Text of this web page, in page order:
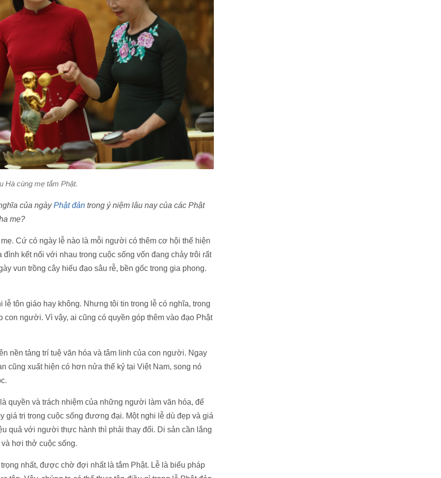
Hà cùng mẹ tắm Phật.
của ngàyPhật đản trong ý niệm lâu nay của các Phật
mẹ?
Cứ có ngày lễ nào là mỗi người có thêm cơ hội thể hiện
kết nối với nhau trong cuộc sống vốn đang chảy trôi rất
vun trồng cây hiếu đạo sâu rễ, bền gốc trong gia phong.
tôn giáo hay không. Nhưng tôi tin trong lễ có nghĩa, trong
con người. Vì vậy, ai cũng có quyền góp thêm vào đạo Phật
nền tảng trí tuệ văn hóa và tâm linh của con người. Ngay
cũng xuất hiện có hơn nửa thế kỷ tại Việt Nam, song nó
quyền và trách nhiệm của những người làm văn hóa, để
giá trị trong cuộc sống đương đại. Một nghi lễ dù đẹp và giá
quả với người thực hành thì phải thay đổi. Di sản cần lắng
hơi thở cuộc sống.
nhất, được chờ đợi nhất là tắm Phật. Lễ là biểu pháp